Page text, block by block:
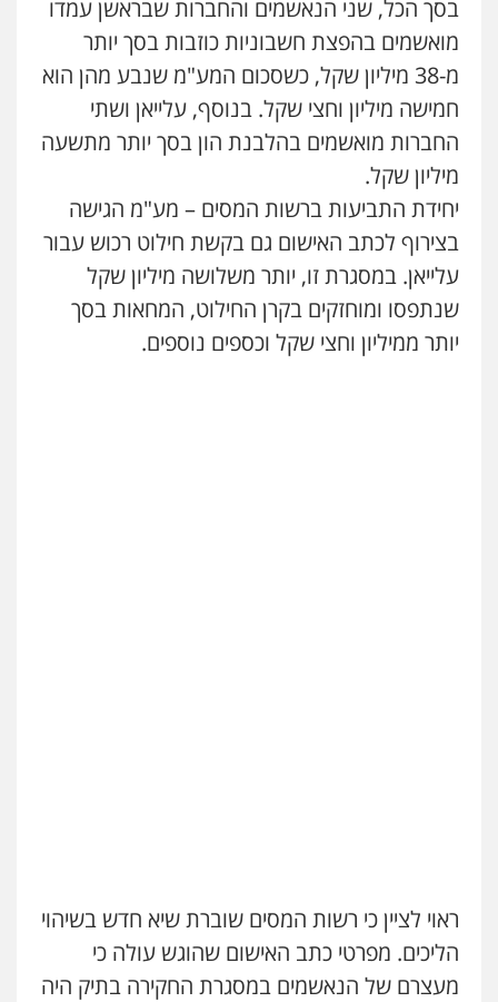
עו"ד מוחמד סביחאת
פלילי תעבורה פשיעה כלכלית
0525077716
חנא בולוס – משרד עורכי דין
0546661544
עו"ד אייל אוחיון
פלילי עורכי דין לענייני אסירים
עו"ד חמאדה מסרי
תעבורה
בסך הכל, שני הנאשמים והחברות שבראשן עמדו
מואשמים בהפצת חשבוניות כוזבות בסך יותר
מ-38 מיליון שקל, כשסכום המע"מ שנבע מהן הוא
חמישה מיליון וחצי שקל. בנוסף, עלייאן ושתי
החברות מואשמים בהלבנת הון בסך יותר מתשעה
מיליון שקל.
יחידת התביעות ברשות המסים – מע"מ הגישה
בצירוף לכתב האישום גם בקשת חילוט רכוש עבור
עלייאן. במסגרת זו, יותר משלושה מיליון שקל
שנתפסו ומוחזקים בקרן החילוט, המחאות בסך
יותר ממיליון וחצי שקל וכספים נוספים.
ראוי לציין כי רשות המסים שוברת שיא חדש בשיהוי
הליכים. מפרטי כתב האישום שהוגש עולה כי
מעצרם של הנאשמים במסגרת החקירה בתיק היה
עו"ד תמיר סולומון
פלילי כלכלי מיסים הלבנת הון